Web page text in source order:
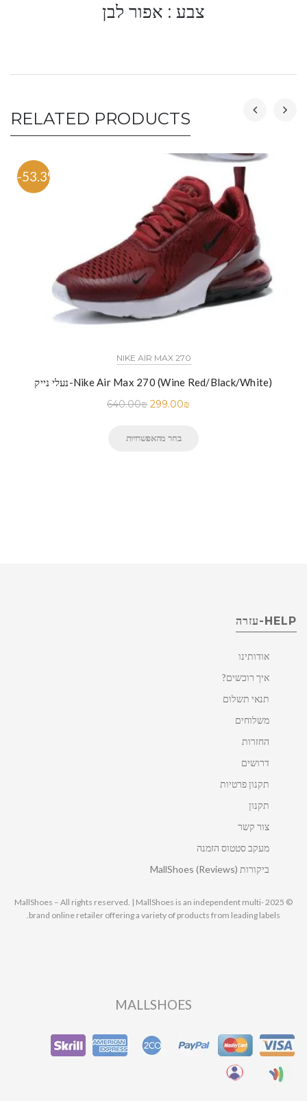
צבע : אפור לבן
RELATED PRODUCTS
-53.3%
NIKE AIR MAX 270
נעלי נייק-Nike Air Max 270 (Wine Red/Black/White)
640.00₪ 299.00₪
בחר מהאפשרויות
HELP-עזרה
אודותינו
איך רוכשים?
תנאי תשלום
משלוחים
החזרות
דרושים
תקנון פרטיות
תקנון
צור קשר
מעקב סטטוס הזמנה
ביקורות MallShoes (Reviews)
© 2025 MallShoes – All rights reserved. | MallShoes is an independent multi-
brand online retailer offering a variety of products from leading labels.
MALLSHOES